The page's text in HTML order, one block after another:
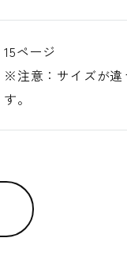
15ページ
※注意：サイズが違
す。